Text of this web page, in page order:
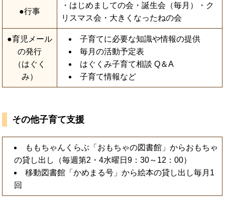
●行事
・はじめましての会・誕生会（毎月）・ク
リスマス会・大きくなったねの会
●育児メール
の発行
（はぐく
み）
子育てに必要な知識や情報の提供
毎月の活動予定表
はぐくみ子育て相談 Q＆A
子育て情報など
その他子育て支援
ももちゃんくらぶ「おもちゃの図書館」からおもちゃ
の貸し出し（毎週第2・4水曜日9：30～12：00）
移動図書館「かめまる号」から絵本の貸し出し毎月1
回